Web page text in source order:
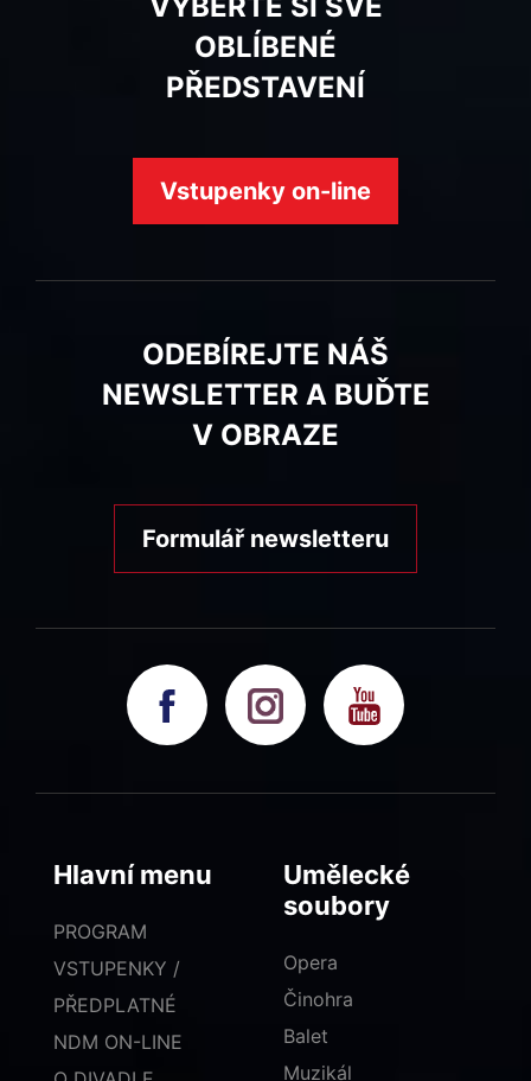
OBLÍBENÉ
PŘEDSTAVENÍ
Vstupenky on-line
ODEBÍREJTE NÁŠ
NEWSLETTER A BUĎTE
V OBRAZE
Formulář newsletteru
Hlavní menu
PROGRAM
VSTUPENKY /
PŘEDPLATNÉ
NDM ON-LINE
Umělecké
soubory
Opera
Činohra
Balet
Muzikál